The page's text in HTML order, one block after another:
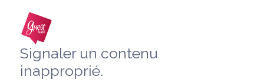
Signaler un contenu
inapproprié.